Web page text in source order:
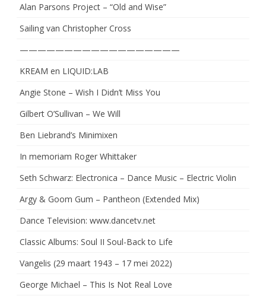
Alan Parsons Project – “Old and Wise”
Sailing van Christopher Cross
——————————————————
KREAM en LIQUID:LAB
Angie Stone – Wish I Didn’t Miss You
Gilbert O’Sullivan – We Will
Ben Liebrand’s Minimixen
In memoriam Roger Whittaker
Seth Schwarz: Electronica – Dance Music – Electric Violin
Argy & Goom Gum – Pantheon (Extended Mix)
Dance Television: www.dancetv.net
Classic Albums: Soul II Soul-Back to Life
Vangelis (29 maart 1943 – 17 mei 2022)
George Michael – This Is Not Real Love